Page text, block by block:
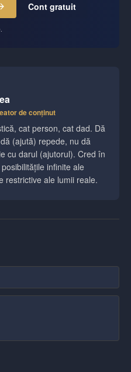
Cont gratuit
de conținut
cat person, cat dad. Dă
(ajută) repede, nu dă
cu darul (ajutorul). Cred în
infinite ale
restrictive ale lumii reale.